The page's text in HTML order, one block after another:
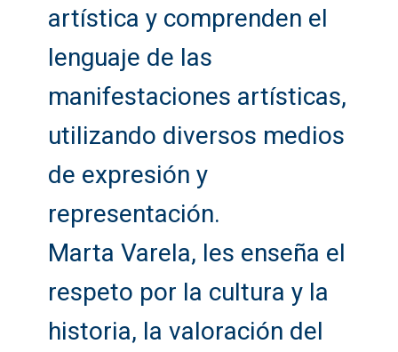
artística y comprenden el
lenguaje de las
manifestaciones artísticas,
utilizando diversos medios
de expresión y
representación.
Marta Varela, les enseña el
respeto por la cultura y la
historia, la valoración del